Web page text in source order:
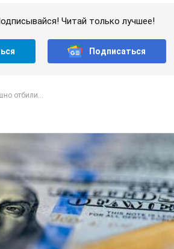
Читай только лучшее!
Подписаться
отбили...